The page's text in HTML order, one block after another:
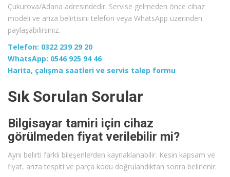
Çukurova/Adana adresindedir. Servise gelmeden önce cihaz
modeli ve arıza belirtisini telefon veya WhatsApp üzerinden
paylaşabilirsiniz.
Telefon: 0322 239 29 20
WhatsApp: 0546 925 94 46
Harita, çalışma saatleri ve servis talep formu
Sık Sorulan Sorular
Bilgisayar tamiri için cihaz
görülmeden fiyat verilebilir mi?
Aynı belirti farklı bileşenlerden kaynaklanabilir. Kesin kapsam ve
fiyat, arıza tespiti ve parça kodu doğrulandıktan sonra belirlenir.